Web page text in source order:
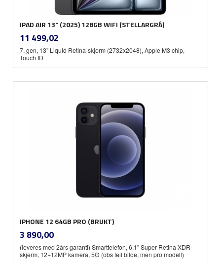
IPAD AIR 13" (2025) 128GB WIFI (STELLARGRÅ)
Pris
11 499,02
7. gen, 13" Liquid Retina-skjerm (2732x2048), Apple M3 chip,
Touch ID
IPHONE 12 64GB PRO (BRUKT)
Pris
3 890,00mva.
(leveres med 2års garanti) Smarttelefon, 6,1'' Super Retina XDR-
skjerm, 12+12MP kamera, 5G (obs feil bilde, men pro modell)